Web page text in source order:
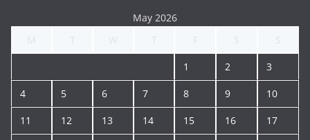
May 2026
1 2 3
4 5 6 7 8 9 10
11 12 13 14 15 16 17